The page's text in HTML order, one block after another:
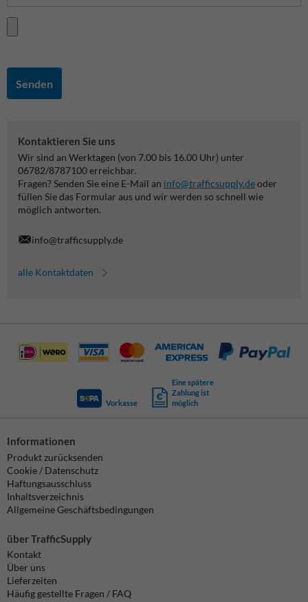
Senden
Kontaktieren Sie uns
Wir sind an Werktagen (von 7.00 bis 16.00 Uhr) unter
06782/8787100 erreichbar.
Fragen? Senden Sie eine E-Mail an info@trafficsupply.deoder
füllen Sie das Formular aus und wir werden so schnell wie
möglich antworten.
info@trafficsupply.de
alle Kontaktdaten
Vorkasse
Eine spätere
Zahlung ist
möglich
Informationen
Produkt zurücksenden
Cookie / Datenschutz
Haftungsausschluss
Inhaltsverzeichnis
Allgemeine Geschäftsbedingungen
über TrafficSupply
Kontakt
Über uns
Lieferzeiten
Häufig gestellte Fragen / FAQ